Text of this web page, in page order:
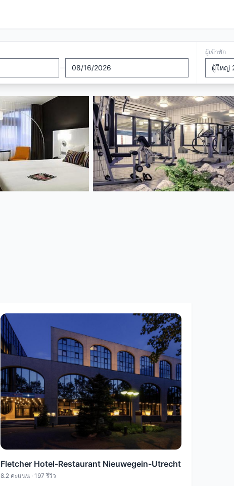
—
ผู้เข้าพัก
Fletcher Hotel-Restaurant Nieuwegein-Utrecht
8.2 คะแนน · 197 รีวิว